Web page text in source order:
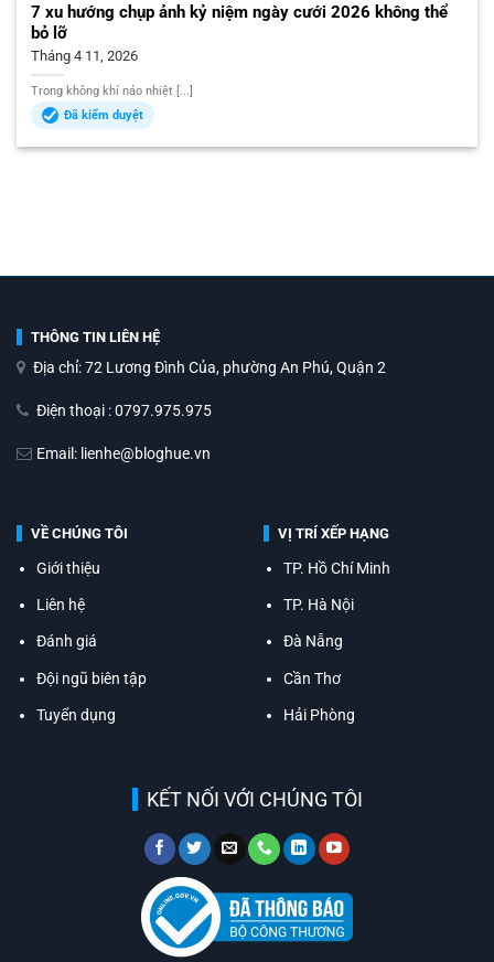
7 xu hướng chụp ảnh kỷ niệm ngày cưới 2026 không thể
bỏ lỡ
Tháng 4 11, 2026
Trong không khí náo nhiệt [...]
Đã kiểm duyệt
THÔNG TIN LIÊN HỆ
Địa chỉ: 72 Lương Đình Của, phường An Phú, Quận 2
Điện thoại : 0797.975.975
Email: lienhe@bloghue.vn
VỀ CHÚNG TÔI
Giới thiệu
Liên hệ
Đánh giá
Đội ngũ biên tập
Tuyển dụng
VỊ TRÍ XẾP HẠNG
TP. Hồ Chí Minh
TP. Hà Nội
Đà Nẵng
Cần Thơ
Hải Phòng
KẾT NỐI VỚI CHÚNG TÔI